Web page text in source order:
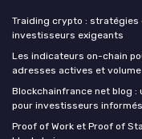
Traiding crypto :
investisseurs exigeants
Les indicateurs on-chain
adresses actives et volume
Blockchainfrance net blog
pour investisseurs informés
Proof of Work et Proof of